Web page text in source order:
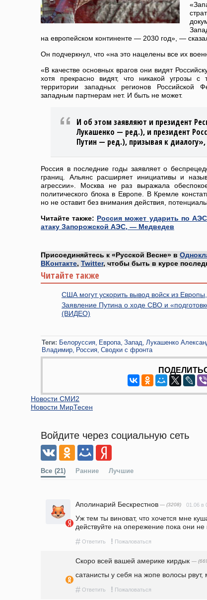
на европейском континенте — 2030 год», —
Он подчеркнул, что «на это нацелены все их
«В качестве основных врагов они видят
хотя прекрасно видят, что никакой угрозы с
территории западных регионов
западным партнерам нет. И быть не может.
И об этом заявляют и президент
Лукашенко — ред.), и президент
Путин — ред.), призывая к
Россия в последние годы заявляет о
границ. Альянс расширяет инициативы и
агрессии». Москва не раз выражала
политического блока в Европе. В Кремле
но не оставит без внимания действия,
Читайте также: Россия может ударить по
атаку Запорожской АЭС, — Медведев
Присоединяйтесь к «Русской Весне» в
ВКонтакте, Twitter, чтобы быть в курсе
Читайте также
США могут ускорить вывод войск из
Заявление Путина о ходе СВО и
(ВИДЕО)
Теги: Белоруссия Европа Запад Лукашенко
Владимир Россия Сводки с фронта
Новости СМИ2
Новости МирТесен
Войдите через социальную сеть
Все (21) Ранние Лучшие
Аполинарий Бескрестнов — (3208) 01.06 в
Уж тем ты виноват, что хочется мне
действуйте на опережение пока они не
# Ответить ! Пожаловаться
Скоро всей вашей америке кирдык —
сатанисты у себя на жопе волосы
# Ответить ! Пожаловаться